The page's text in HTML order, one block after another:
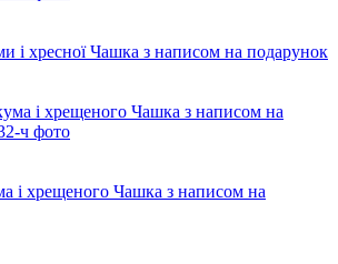
і хресної Чашка з написом на подарунок
і хрещеного Чашка з написом на